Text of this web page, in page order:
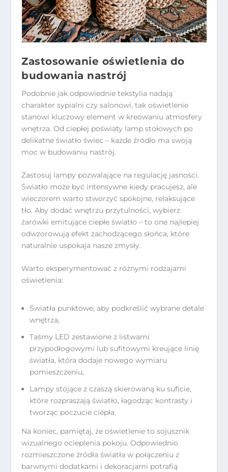
Zastosowanie oświetlenia do
budowania nastrój
Podobnie jak odpowiednie tekstylia nadają
charakter sypialni czy salonowi, tak oświetlenie
stanowi kluczowy element w kreowaniu atmosfery
wnętrza. Od ciepłej poświaty lamp stołowych po
delikatne światło świec – każde źródło ma swoją
moc w budowaniu nastrój.
Zastosuj lampy pozwalające na regulację jasności.
Światło może być intensywne kiedy pracujesz, ale
wieczorem warto stworzyć spokojne, relaksujące
tło. Aby dodać wnętrzu przytulności, wybierz
żarówki emitujące ciepłe światło – to one najlepiej
odwzorowują efekt zachodzącego słońca, które
naturalnie uspokaja nasze zmysły.
Warto eksperymentować z różnymi rodzajami
oświetlenia:
Światła punktowe, aby podkreślić wybrane detale
wnętrza,
Taśmy LED zestawione z listwami
przypodłogowymi lub sufitowymi kreujące linię
światła, która dodaje nowego wymiaru
pomieszczeniu,
Lampy stojące z czaszą skierowaną ku suficie,
które rozpraszają światło, łagodząc kontrasty i
tworząc poczucie ciepła.
Na koniec, pamiętaj, że oświetlenie to sojusznik
wizualnego ocieplenia pokoju. Odpowiednio
rozmieszczone źródła światła w połączeniu z
barwnymi dodatkami i dekoracjami potrafią